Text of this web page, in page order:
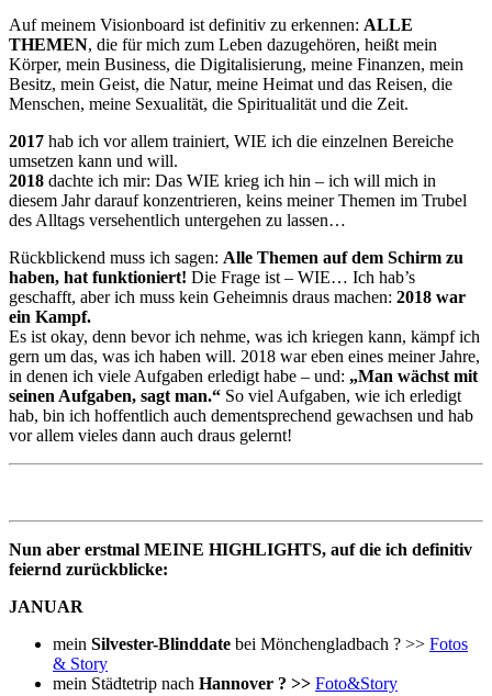
Auf meinem Visionboard ist definitiv zu erkennen: ALLE
THEMEN, die für mich zum Leben dazugehören, heißt mein
Körper, mein Business, die Digitalisierung, meine Finanzen, mein
Besitz, mein Geist, die Natur, meine Heimat und das Reisen, die
Menschen, meine Sexualität, die Spiritualität und die Zeit.
2017 hab ich vor allem trainiert, WIE ich die einzelnen Bereiche
umsetzen kann und will.
2018 dachte ich mir: Das WIE krieg ich hin – ich will mich in
diesem Jahr darauf konzentrieren, keins meiner Themen im Trubel
des Alltags versehentlich untergehen zu lassen…
Rückblickend muss ich sagen: Alle Themen auf dem Schirm zu
haben, hat funktioniert! Die Frage ist – WIE… Ich hab’s
geschafft, aber ich muss kein Geheimnis draus machen: 2018 war
ein Kampf.
Es ist okay, denn bevor ich nehme, was ich kriegen kann, kämpf ich
gern um das, was ich haben will. 2018 war eben eines meiner Jahre,
in denen ich viele Aufgaben erledigt habe – und: „Man wächst mit
seinen Aufgaben, sagt man.“ So viel Aufgaben, wie ich erledigt
hab, bin ich hoffentlich auch dementsprechend gewachsen und hab
vor allem vieles dann auch draus gelernt!
Nun aber erstmal MEINE HIGHLIGHTS, auf die ich definitiv
feiernd zurückblicke:
JANUAR
mein Silvester-Blinddate bei Mönchengladbach ? >> Fotos
& Story
mein Städtetrip nach Hannover ? >> Foto&Story